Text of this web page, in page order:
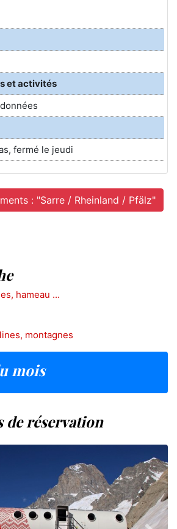
et activités
fermé le jeudi
: "Sarre / Rheinland / Pfälz"
hameau ...
montagnes
mois
de réservation